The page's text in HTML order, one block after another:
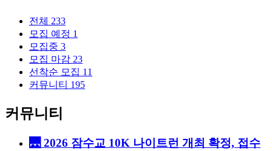
전체 233
모집 예정 1
모집중 3
모집 마감 23
선착순 모집 11
커뮤니티 195
커뮤니티
🌉 2026 잠수교 10K 나이트런 개최 확정, 접수